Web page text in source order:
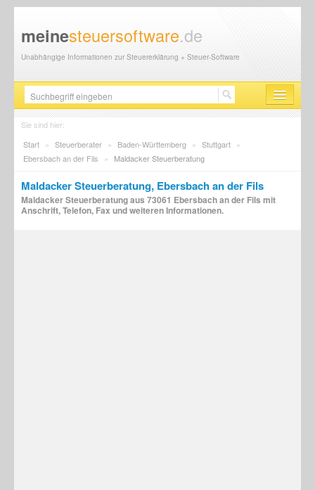
meinesteuersoftware.de
Unabhängige Informationen zur Steuererklärung + Steuer-Software
Steuersoftware
Steuererklärung
Finanzamt
Sie sind hier:
Start » Steuerberater » Baden-Württemberg » Stuttgart »
Ebersbach an der Fils
» Maldacker Steuerberatung
Maldacker Steuerberatung, Ebersbach an der Fils
Maldacker Steuerberatung aus 73061 Ebersbach an der Fils mit
Anschrift, Telefon, Fax und weiteren Informationen.